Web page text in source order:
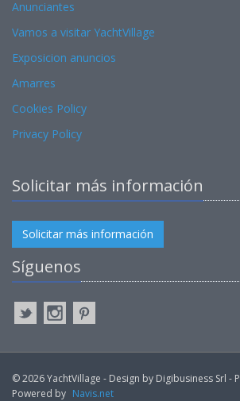
Anunciantes
Vamos a visitar YachtVillage
Exposicion anuncios
Amarres
Cookies Policy
Privacy Policy
Solicitar más información
Solicitar más información
Síguenos
© 2026 YachtVillage - Design by Digibusiness Srl -
Powered by Navis.net